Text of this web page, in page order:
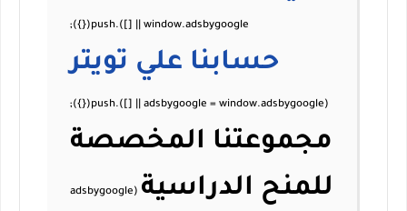
حسابنا علي تويتر
مجموعتنا المخصصة
للمنح الدراسية